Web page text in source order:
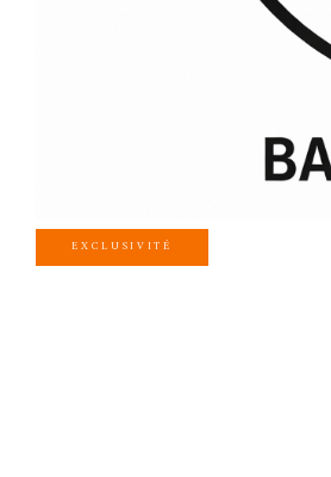
EXCLUSIVITÉ